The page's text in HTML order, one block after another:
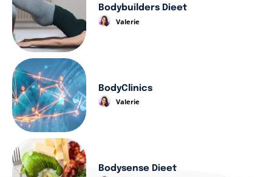
Bodybuilders Dieet
Valerie
BodyClinics
Valerie
Bodysense Dieet